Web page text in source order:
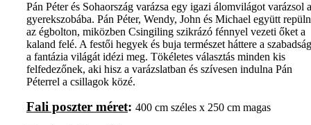
Pán Péter és Sohaország varázsa egy igazi álomvilágot varázsol a
gyerekszobába. Pán Péter, Wendy, John és Michael együtt
az égbolton, miközben Csingiling szikrázó fénnyel vezeti őket a
kaland felé. A festői hegyek és buja természet háttere a
a fantázia világát idézi meg. Tökéletes választás minden kis
felfedezőnek, aki hisz a varázslatban és szívesen indulna Pán
Péterrel a csillagok közé.
Fali poszter méret: 400 cm széles x 250 cm magas